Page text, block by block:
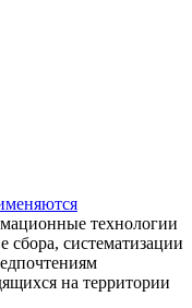
технологии
сбора, систематизации
на территории